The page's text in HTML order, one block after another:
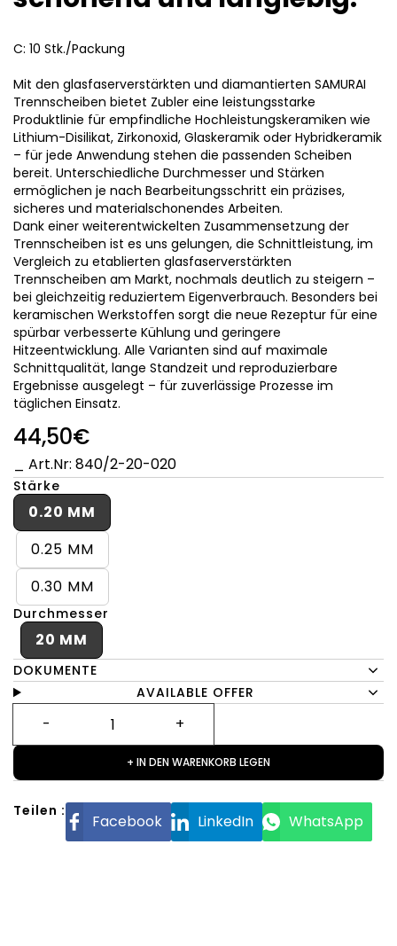
C: 10 Stk./Packung
Mit den glasfaserverstärkten und diamantierten SAMURAI
Trennscheiben bietet Zubler eine leistungsstarke
Produktlinie für empfindliche Hochleistungskeramiken wie
Lithium-Disilikat, Zirkonoxid, Glaskeramik oder Hybridkeramik
– für jede Anwendung stehen die passenden Scheiben
bereit. Unterschiedliche Durchmesser und Stärken
ermöglichen je nach Bearbeitungsschritt ein präzises,
sicheres und materialschonendes Arbeiten.
Dank einer weiterentwickelten Zusammensetzung der
Trennscheiben ist es uns gelungen, die Schnittleistung, im
Vergleich zu etablierten glasfaserverstärkten
Trennscheiben am Markt, nochmals deutlich zu steigern –
bei gleichzeitig reduziertem Eigenverbrauch. Besonders bei
keramischen Werkstoffen sorgt die neue Rezeptur für eine
spürbar verbesserte Kühlung und geringere
Hitzeentwicklung. Alle Varianten sind auf maximale
Schnittqualität, lange Standzeit und reproduzierbare
Ergebnisse ausgelegt – für zuverlässige Prozesse im
täglichen Einsatz.
44,50€
_ Art.Nr: 840/2-20-020
Stärke
0.20 MM
0.25 MM
0.30 MM
Durchmesser
20 MM
DOKUMENTE
AVAILABLE OFFER
+ IN DEN WARENKORB LEGEN
Teilen :
Facebook LinkedIn WhatsApp